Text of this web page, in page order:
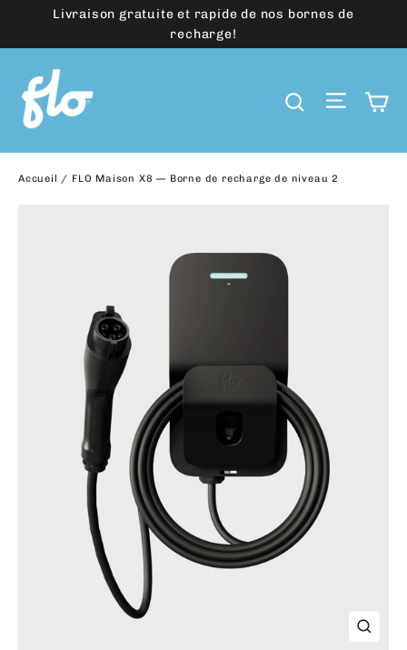
Livraison gratuite et rapide de nos bornes de
recharge!
Accueil / FLO Maison X8 — Borne de recharge de niveau 2